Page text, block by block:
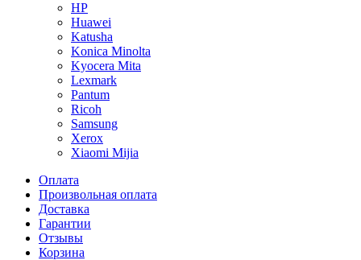
HP
Huawei
Katusha
Konica Minolta
Kyocera Mita
Lexmark
Pantum
Ricoh
Samsung
Xerox
Xiaomi Mijia
Оплата
Произвольная оплата
Доставка
Гарантии
Отзывы
Корзина